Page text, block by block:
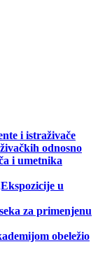
i istraživače
odnosno
i umetnika
u
za primenjenu
obeležio